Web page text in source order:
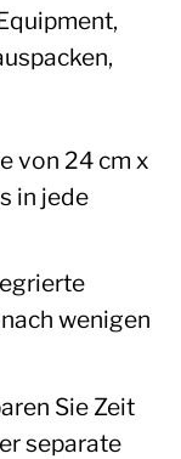
von 24 cm x
in jede
wenigen
Sie Zeit
separate